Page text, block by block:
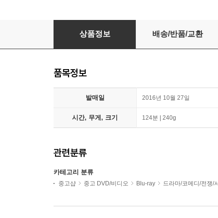
히말라야 (초회한정판 2Disc) : 블루레이
상품정보 배송/반품/교환
품목정보
발매일 2016년 10월 27일
시간, 무게, 크기 124분 | 240g
관련분류
카테고리 분류
중고샵 중고 DVD/비디오 Blu-ray 드라마/코메디/전쟁/